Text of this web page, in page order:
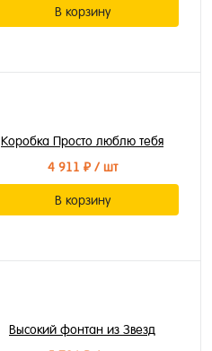
В корзину
Коробка Просто люблю тебя
4 911 ₽/ шт
В корзину
Высокий фонтан из Звезд